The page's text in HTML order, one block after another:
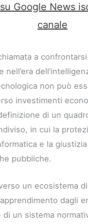
Google News
canale
a
nell’era
non può
investimenti
di un
in cui la
e la
pubbliche.
un ecosistema
dagli
di un sistema